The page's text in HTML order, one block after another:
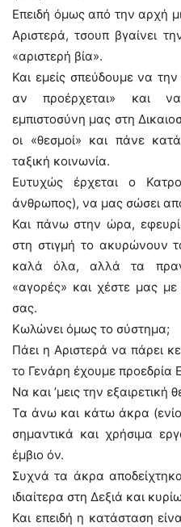
Επειδή όμως από την αρχή
Αριστερά, τσουπ βγαίνει
«αριστερή βία».
Και εμείς σπεύδουμε να
αν προέρχεται» και
εμπιστοσύνη μας στη
οι «θεσμοί» και πάνε
ταξική κοινωνία.
Ευτυχώς έρχεται ο
άνθρωπος), να μας σώσει
Και πάνω στην ώρα,
στη στιγμή το ακυρώνουν
καλά όλα, αλλά τα
«αγορές» και χέστε μας
σας.
Κωλώνει όμως το σύστημα;
Πάει η Αριστερά να πάρει
το Γενάρη έχουμε προεδρία
Να και ’μεις την
Τα άνω και κάτω άκρα
σημαντικά και χρήσιμα
έμβιο όν.
Συχνά τα άκρα
ιδιαίτερα στη Δεξιά και
Και επειδή η κατάσταση